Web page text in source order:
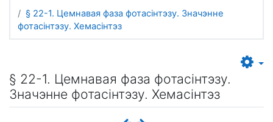
§ 22-1. Цемнавая фаза фотасінтэзу. Значэнне
фотасінтэзу. Хемасінтэз
§ 22-1. Цемнавая фаза фотасінтэзу.
Значэнне фотасінтэзу. Хемасінтэз